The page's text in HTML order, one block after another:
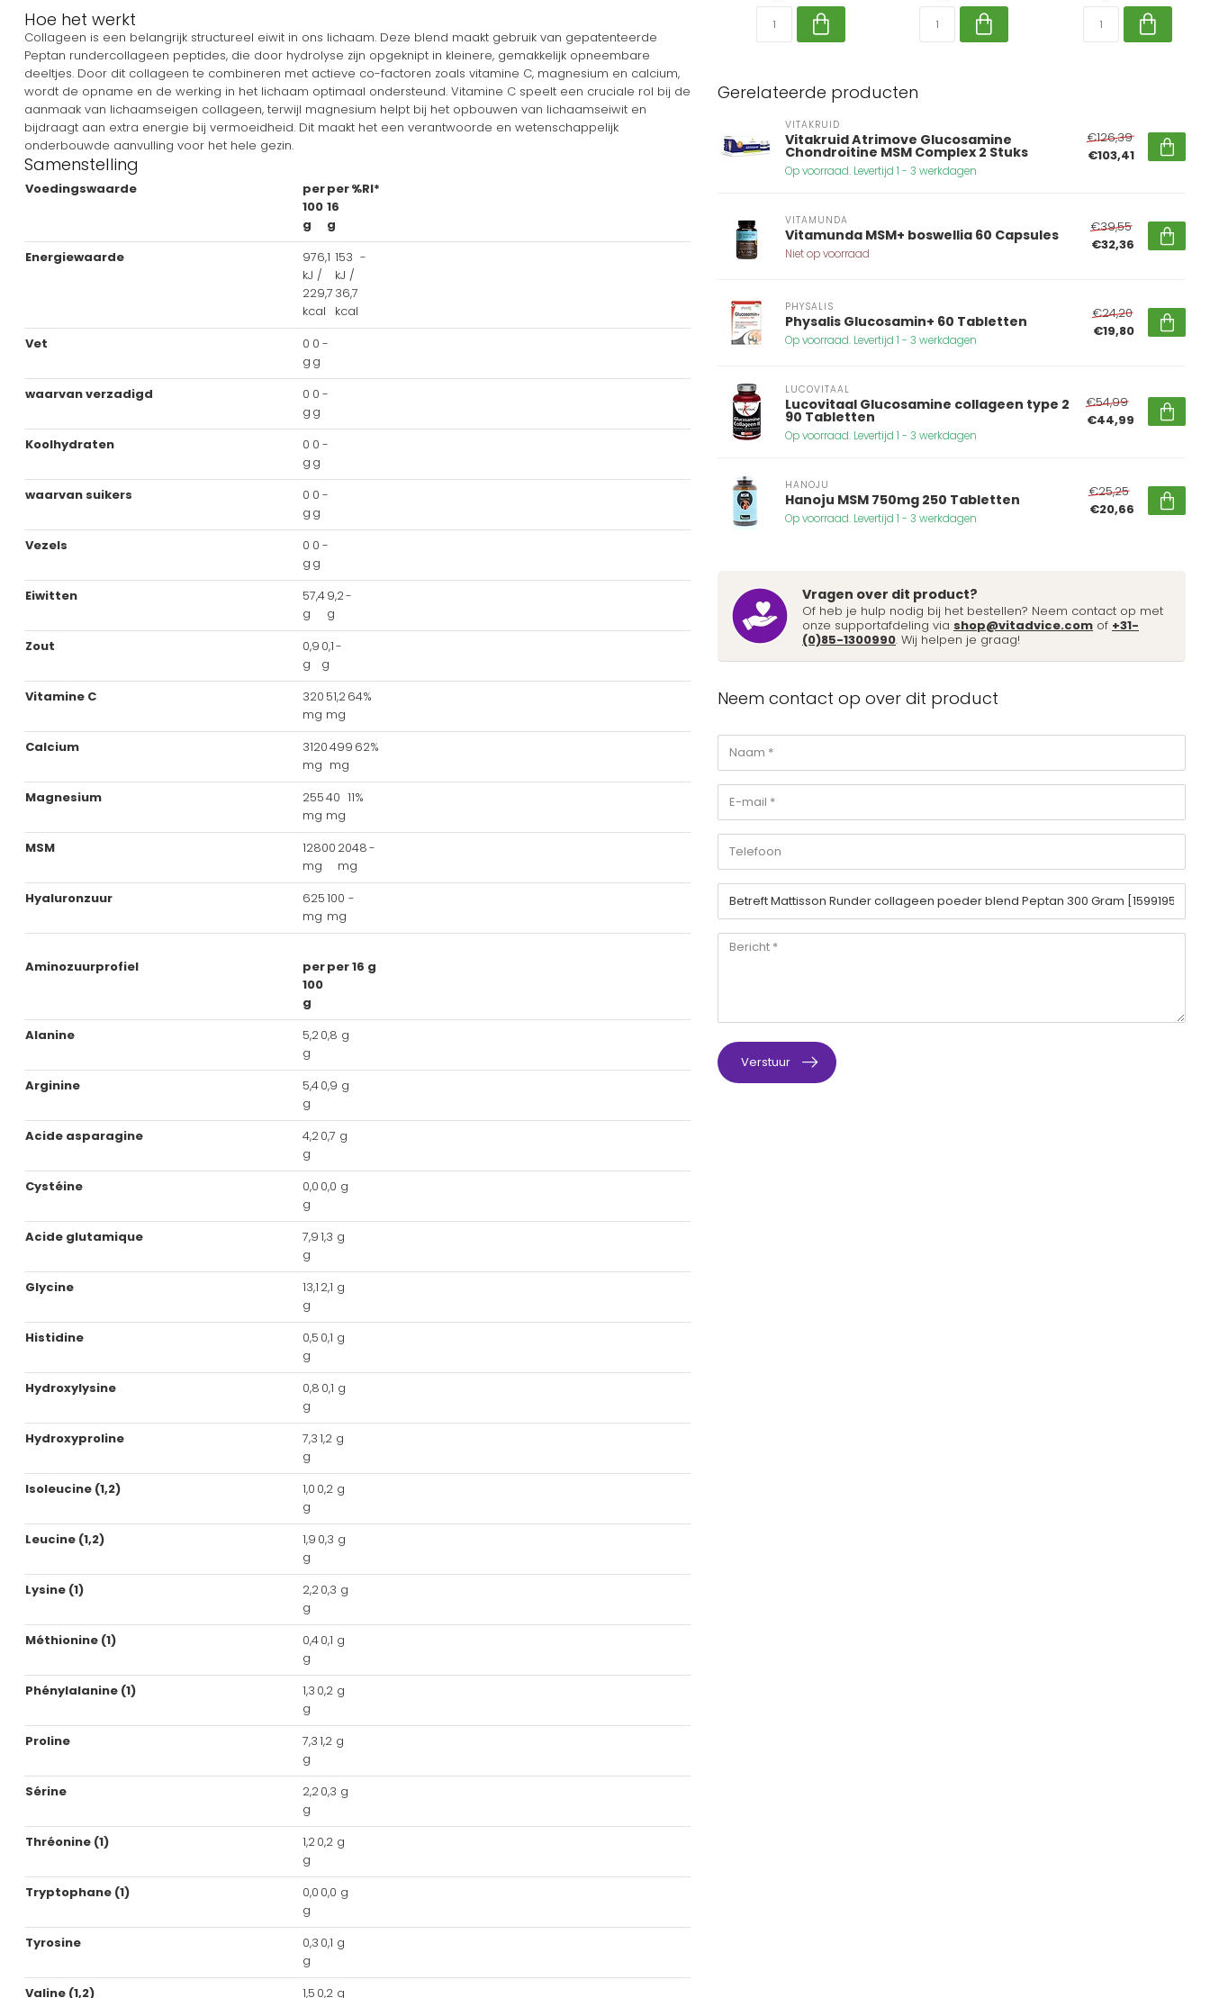
Hoe het werkt
Collageen is een belangrijk structureel eiwit in ons lichaam. Deze blend maakt gebruik van gepatenteerde
Peptan rundercollageen peptides, die door hydrolyse zijn opgeknipt in kleinere, gemakkelijk opneembare
deeltjes. Door dit collageen te combineren met actieve co-factoren zoals vitamine C, magnesium en calcium,
wordt de opname en de werking in het lichaam optimaal ondersteund. Vitamine C speelt een cruciale rol bij de
aanmaak van lichaamseigen collageen, terwijl magnesium helpt bij het opbouwen van lichaamseiwit en
bijdraagt aan extra energie bij vermoeidheid. Dit maakt het een verantwoorde en wetenschappelijk
onderbouwde aanvulling voor het hele gezin.
Samenstelling
Voedingswaarde
per
100
g
per
16
g
%RI*
Energiewaarde
976,1
kJ /
229,7
kcal
153
kJ /
36,7
kcal
-
Vet
0
g
0
g
-
waarvan verzadigd
0
g
0
g
-
Koolhydraten
0
g
0
g
-
waarvan suikers
0
g
0
g
-
Vezels
0
g
0
g
-
Eiwitten
57,4
g
9,2
g
-
Zout
0,9
g
0,1
g
-
Vitamine C
320
mg
51,2
mg
64%
Calcium
3120
mg
499
mg
62%
Magnesium
255
mg
40
mg
11%
MSM
12800
mg
2048
mg
-
Hyaluronzuur
625
mg
100
mg
-
Aminozuurprofiel
per
100
g
per 16 g
Alanine
5,2
g
0,8 g
Arginine
5,4
g
0,9 g
Acide asparagine
4,2
g
0,7 g
Cystéine
0,0
g
0,0 g
Acide glutamique
7,9
g
1,3 g
Glycine
13,1
g
2,1 g
Histidine
0,5
g
0,1 g
Hydroxylysine
0,8
g
0,1 g
Hydroxyproline
7,3
g
1,2 g
Isoleucine (1,2)
1,0
g
0,2 g
Leucine (1,2)
1,9
g
0,3 g
Lysine (1)
2,2
g
0,3 g
Méthionine (1)
0,4
g
0,1 g
Phénylalanine (1)
1,3
g
0,2 g
Proline
7,3
g
1,2 g
Sérine
2,2
g
0,3 g
Thréonine (1)
1,2
g
0,2 g
Tryptophane (1)
0,0
g
0,0 g
Tyrosine
0,3
g
0,1 g
Valine (1,2) 1,5 0,2 g
Gerelateerde producten
VITAKRUID
Vitakruid Atrimove Glucosamine
Chondroitine MSM Complex 2 Stuks
Op voorraad. Levertijd 1 - 3 werkdagen
€126,39
€103,41
VITAMUNDA
Vitamunda MSM+ boswellia 60 Capsules
Niet op voorraad
€39,55
€32,36
PHYSALIS
Physalis Glucosamin+ 60 Tabletten
Op voorraad. Levertijd 1 - 3 werkdagen
€24,20
€19,80
LUCOVITAAL
Lucovitaal Glucosamine collageen type 2
90 Tabletten
Op voorraad. Levertijd 1 - 3 werkdagen
€54,99
€44,99
HANOJU
Hanoju MSM 750mg 250 Tabletten
Op voorraad. Levertijd 1 - 3 werkdagen
€25,25
€20,66
Vragen over dit product?
Of heb je hulp nodig bij het bestellen? Neem contact op met
onze supportafdeling via shop@vitadvice.com of +31-
(0)85-1300990. Wij helpen je graag!
Neem contact op over dit product
Verstuur